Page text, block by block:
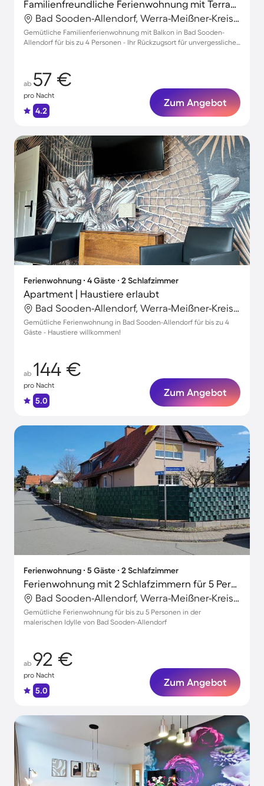
Familienfreundliche Ferienwohnung mit Terrasse | Ideal für Homeoffice
Bad Sooden-Allendorf, Werra-Meißner-Kreis, Deutschland
Gemütliche Familienferienwohnung mit Balkon in Bad Sooden-
Allendorf für bis zu 4 Personen - Ihr Rückzugsort für unvergessliche
ab 57 €
pro Nacht
4.2
Zum Angebot
Ferienwohnung ∙ 4 Gäste ∙ 2 Schlafzimmer
Apartment | Haustiere erlaubt
Bad Sooden-Allendorf, Werra-Meißner-Kreis, Deutschland
Gemütliche Ferienwohnung in Bad Sooden-Allendorf für bis zu 4
Gäste - Haustiere willkommen!
ab 144 €
pro Nacht
5.0
Zum Angebot
Ferienwohnung ∙ 5 Gäste ∙ 2 Schlafzimmer
Ferienwohnung mit 2 Schlafzimmern für 5 Personen
Bad Sooden-Allendorf, Werra-Meißner-Kreis, Deutschland
Gemütliche Ferienwohnung für bis zu 5 Personen in der
malerischen Idylle von Bad Sooden-Allendorf
ab 92 €
pro Nacht
5.0
Zum Angebot